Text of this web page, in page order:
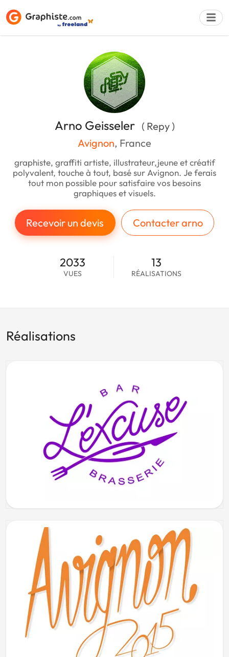
Arno Geisseler ( Repy )
Avignon, France
graphiste, graffiti artiste, illustrateur,jeune et créatif
polyvalent, touche à tout, basé sur Avignon. Je ferais
tout mon possible pour satisfaire vos besoins
graphiques et visuels.
Recevoir un devis Contacter arno
2033
VUES
13
RÉALISATIONS
Réalisations